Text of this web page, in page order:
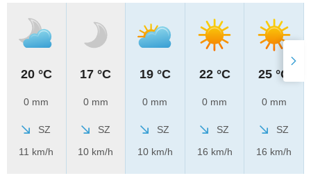
20 °C
0 mm
SZ
11 km/h
17 °C
0 mm
SZ
10 km/h
19 °C
0 mm
SZ
10 km/h
22 °C
0 mm
SZ
16 km/h
25 °C
0 mm
SZ
16 km/h